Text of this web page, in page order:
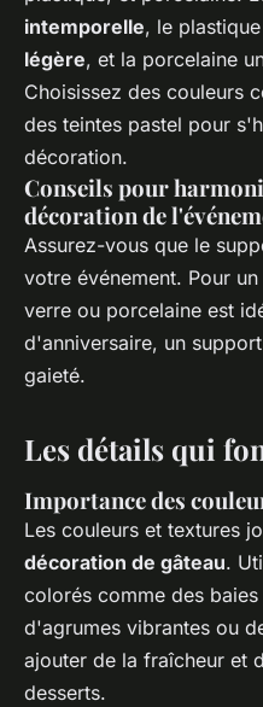
intemporelle, le
légère, et la porcelaine
Choisissez des couleurs
des teintes pastel pour
décoration.
Conseils pour
décoration de
Assurez-vous que le
votre événement. Pour
verre ou porcelaine est
d'anniversaire, un
gaieté.
Les détails qui
Importance des
Les couleurs et textures
décoration de gâteau.
colorés comme des
d'agrumes vibrantes ou
ajouter de la fraîcheur et
desserts.